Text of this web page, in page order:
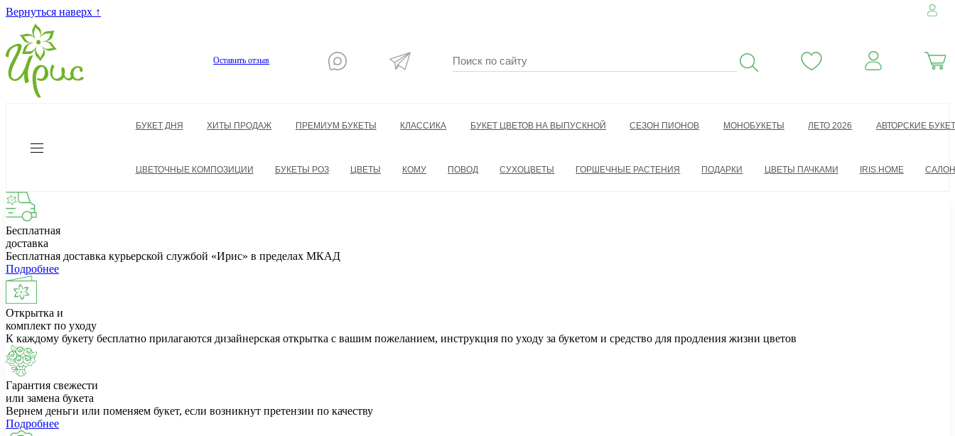
Вернуться наверх ↑
Оставить отзыв
БУКЕТ ДНЯ ХИТЫ ПРОДАЖ ПРЕМИУМ БУКЕТЫ КЛАССИКА БУКЕТ ЦВЕТОВ НА ВЫПУСКНОЙ СЕЗОН ПИОНОВ МОНОБУКЕТЫ ЛЕТО 2026 АВТОРСКИЕ
ЦВЕТОЧНЫЕ КОМПОЗИЦИИ БУКЕТЫ РОЗ ЦВЕТЫ КОМУ ПОВОД СУХОЦВЕТЫ ГОРШЕЧНЫЕ РАСТЕНИЯ ПОДАРКИ ЦВЕТЫ ПАЧКАМИ IRIS.HOME
Бесплатная
доставка
Бесплатная доставка курьерской службой «Ирис» в пределах МКАД
Подробнее
Открытка и
комплект по уходу
К каждому букету бесплатно прилагаются дизайнерская открытка с вашим пожеланием, инструкция по уходу за букетом и средство для продления жизни цветов
Гарантия свежести
или замена букета
Вернем деньги или поменяем букет, если возникнут претензии по качеству
Подробнее